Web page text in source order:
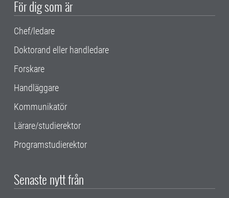
För dig som är
Chef/ledare
Doktorand eller handledare
Forskare
Handläggare
Kommunikatör
Lärare/studierektor
Programstudierektor
Senaste nytt från